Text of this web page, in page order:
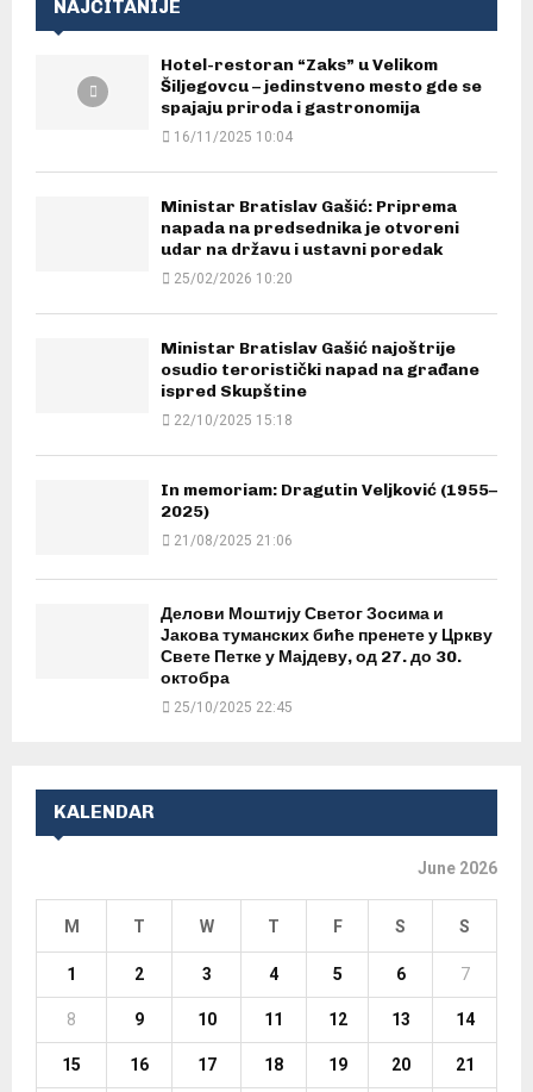
NAJČITANIJE
Hotel-restoran “Zaks” u Velikom
Šiljegovcu – jedinstveno mesto gde se
spajaju priroda i gastronomija
16/11/2025 10:04
Ministar Bratislav Gašić: Priprema
napada na predsednika je otvoreni
udar na državu i ustavni poredak
25/02/2026 10:20
Ministar Bratislav Gašić najoštrije
osudio teroristički napad na građane
ispred Skupštine
22/10/2025 15:18
In memoriam: Dragutin Veljković (1955–
2025)
21/08/2025 21:06
Делови Моштију Светог Зосима и
Јакова туманских биће пренете у Цркву
Свете Петке у Мајдеву, од 27. до 30.
октобра
25/10/2025 22:45
KALENDAR
June 2026
M T W T F S S
1 2 3 4 5 6 7
8 9 10 11 12 13 14
15 16 17 18 19 20 21